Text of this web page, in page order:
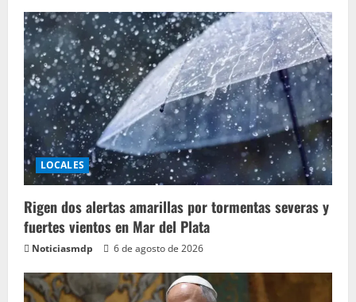
LOCALES
Rigen dos alertas amarillas por tormentas severas y
fuertes vientos en Mar del Plata
Noticiasmdp 6 de agosto de 2026